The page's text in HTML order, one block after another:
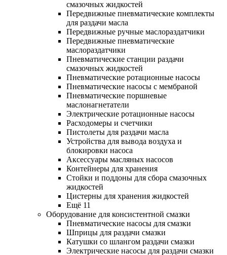
смазочных жидкостей
Передвижные пневматические комплекты
для раздачи масла
Передвижные ручные маслораздатчики
Передвижные пневматические
маслораздатчики
Пневматические станции раздачи
смазочных жидкостей
Пневматические ротационные насосы
Пневматические насосы с мембраной
Пневматические поршневые
маслонагнетатели
Электрические ротационные насосы
Расходомеры и счетчики
Пистолеты для раздачи масла
Устройства для вывода воздуха и
блокировки насоса
Аксессуары масляных насосов
Контейнеры для хранения
Стойки и поддоны для сбора смазочных
жидкостей
Цистерны для хранения жидкостей
Ещё 11
Оборудование для консистентной смазки
Пневматические насосы для смазки
Шприцы для раздачи смазки
Катушки со шлангом раздачи смазки
Электрические насосы для раздачи смазки